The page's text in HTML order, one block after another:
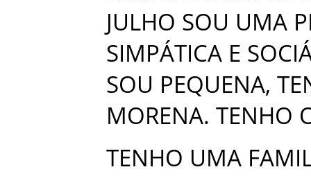
JULHO SOU UMA
SIMPÁTICA E
SOU PEQUENA,
MORENA. TENHO
TENHO UMA